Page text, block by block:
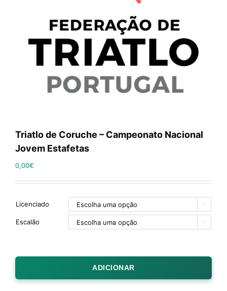
Triatlo de Coruche – Campeonato Nacional
Jovem Estafetas
0,00€
Licenciado 
Escalão 
ADICIONAR